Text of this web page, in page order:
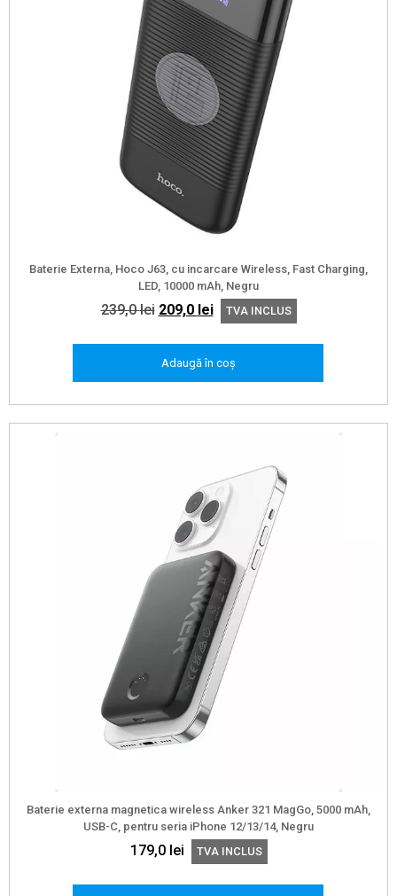
Baterie Externa, Hoco J63, cu incarcare Wireless, Fast Charging,
LED, 10000 mAh, Negru
239,0lei Prețul
fost:
209,0 leiPrețul
curent
209,0 lei.
TVA INCLUS
Adaugă în coș
Baterie externa magnetica wireless Anker 321 MagGo, 5000 mAh,
USB-C, pentru seria iPhone 12/13/14, Negru
179,0 lei TVA INCLUS